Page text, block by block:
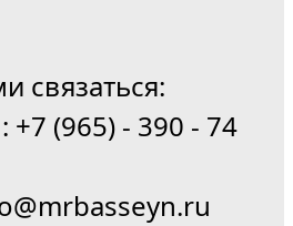
связаться:
+7 (965) - 390 - 74